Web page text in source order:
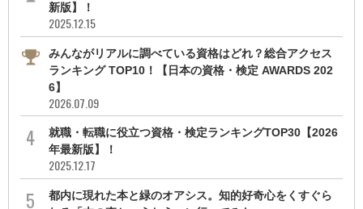
新版】！
2025.12.15
みんながリアルに調べている資格はどれ？総合アクセス
ランキング TOP10！【日本の資格・検定 AWARDS 202
6】
2026.07.09
就職・転職に役立つ資格・検定ランキングTOP30【2026
年最新版】！
2025.12.17
都内に現れた本と緑のオアシス。知的好奇心をくすぐら